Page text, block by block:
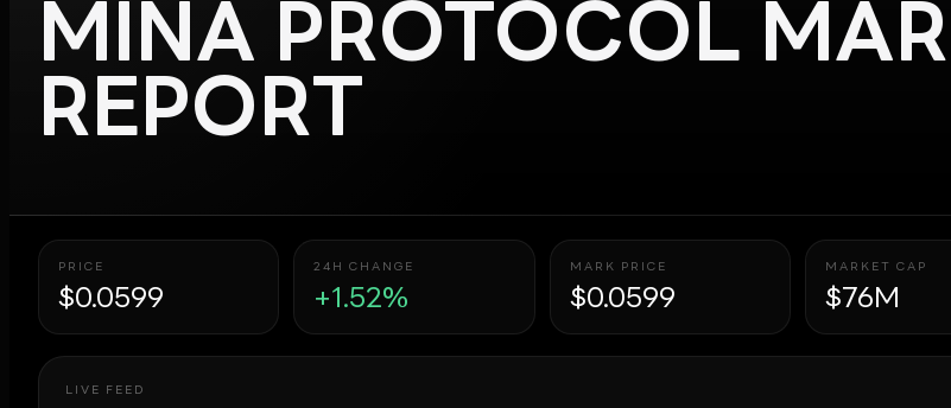
MINA PROTOCOL
REPORT
PRICE
$0.0599
24H CHANGE
+1.52%
MARK PRICE
$0.0599
MARKET CAP
$76M
LIVE FEED